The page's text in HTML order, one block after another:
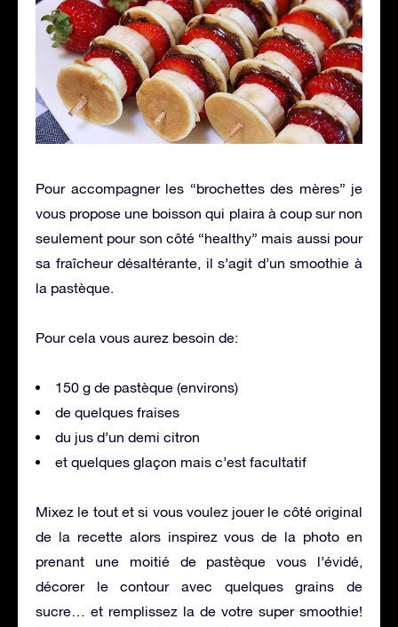
Pour accompagner les “brochettes des mères” je
vous propose une boisson qui plaira à coup sur non
seulement pour son côté “healthy” mais aussi pour
sa fraîcheur désaltérante, il s’agit d’un smoothie à
la pastèque.
Pour cela vous aurez besoin de:
150 g de pastèque (environs)
de quelques fraises
du jus d’un demi citron
et quelques glaçon mais c’est facultatif
Mixez le tout et si vous voulez jouer le côté original
de la recette alors inspirez vous de la photo en
prenant une moitié de pastèque vous l’évidé,
décorer le contour avec quelques grains de
sucre… et remplissez la de votre super smoothie!